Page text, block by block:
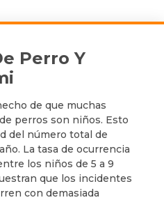
Perro Y
de que muchas
perros son niños. Esto
del número total de
La tasa de ocurrencia
los niños de 5 a 9
que los incidentes
con demasiada